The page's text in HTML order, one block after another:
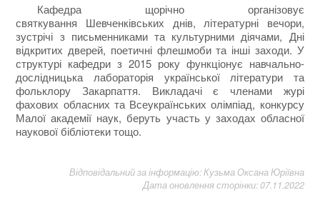
Кафедра щорічно організовує
святкування Шевченківських днів, літературні вечори,
зустрічі з письменниками та культурними діячами, Дні
відкритих дверей, поетичні флешмоби та інші заходи. У
структурі кафедри з 2015 року функціонує навчально-
дослідницька лабораторія української літератури та
фольклору Закарпаття. Викладачі є членами журі
фахових обласних та Всеукраїнських олімпіад, конкурсу
Малої академії наук, беруть участь у заходах обласної
наукової бібліотеки тощо.
Відповідальний за інформацію: Кузьма Оксана Юріївна
Дата оновлення сторінки: 07.11.2022